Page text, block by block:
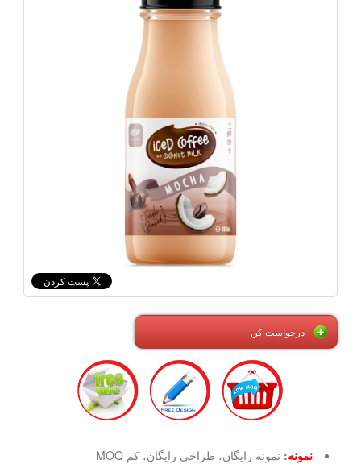
درخواست کن
نمونه: نمونه رایگان، طراحی رایگان، کم MOQ